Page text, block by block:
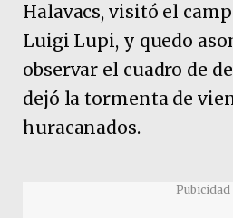
Halavacs, visitó el
Luigi Lupi, y quedo
observar el cuadro de
dejó la tormenta de
huracanados.
Pubicidad